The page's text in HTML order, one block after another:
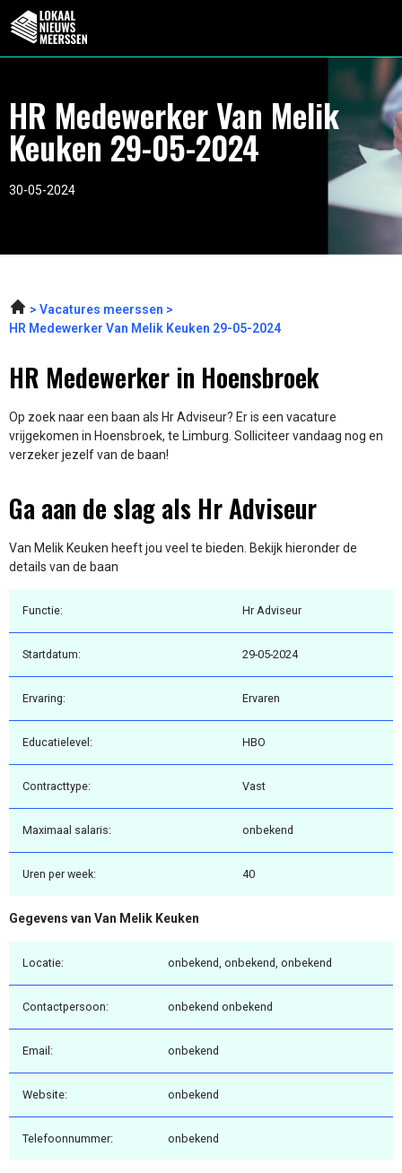
HR Medewerker Van Melik
Keuken 29-05-2024
30-05-2024
Vacatures meerssen
HR Medewerker Van Melik Keuken 29-05-2024
HR Medewerker in Hoensbroek
Op zoek naar een baan als Hr Adviseur? Er is een vacature
vrijgekomen in Hoensbroek, te Limburg. Solliciteer vandaag nog en
verzeker jezelf van de baan!
Ga aan de slag als Hr Adviseur
Van Melik Keuken heeft jou veel te bieden. Bekijk hieronder de
details van de baan
Functie: Hr Adviseur
Startdatum: 29-05-2024
Ervaring: Ervaren
Educatielevel: HBO
Contracttype: Vast
Maximaal salaris: onbekend
Uren per week: 40
Gegevens van Van Melik Keuken
Locatie: onbekend, onbekend, onbekend
Contactpersoon: onbekend onbekend
Email: onbekend
Website: onbekend
Telefoonnummer: onbekend